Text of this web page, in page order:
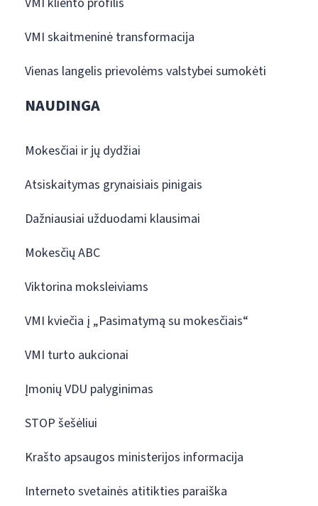
VMI skaitmeninė transformacija
Vienas langelis prievolėms valstybei sumokėti
NAUDINGA
Mokesčiai ir jų dydžiai
Atsiskaitymas grynaisiais pinigais
Dažniausiai užduodami klausimai
Mokesčių ABC
Viktorina moksleiviams
VMI kviečia į „Pasimatymą su mokesčiais“
VMI turto aukcionai
Įmonių VDU palyginimas
STOP šešėliui
Krašto apsaugos ministerijos informacija
Interneto svetainės atitikties paraiška